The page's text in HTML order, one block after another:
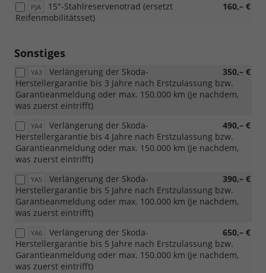
R18
PJA 160,– €
15"-Stahlreservenotrad (ersetzt
Reifenmobilitätsset)
Sonstiges
YA3 350,– €
Verlängerung der Skoda-
Herstellergarantie bis 3 Jahre nach Erstzulassung bzw.
Garantieanmeldung oder max. 150.000 km (je nachdem,
was zuerst eintrifft)
YA4 490,– €
Verlängerung der Skoda-
Herstellergarantie bis 4 Jahre nach Erstzulassung bzw.
Garantieanmeldung oder max. 150.000 km (je nachdem,
was zuerst eintrifft)
YA5 390,– €
Verlängerung der Skoda-
Herstellergarantie bis 5 Jahre nach Erstzulassung bzw.
Garantieanmeldung oder max. 100.000 km (je nachdem,
was zuerst eintrifft)
YA6 650,– €
Verlängerung der Skoda-
Herstellergarantie bis 5 Jahre nach Erstzulassung bzw.
Garantieanmeldung oder max. 150.000 km (je nachdem,
was zuerst eintrifft)